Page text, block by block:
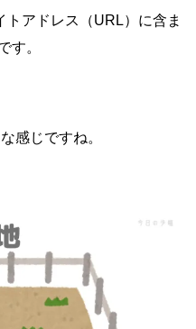
トアドレス（URL）に含ま
す。
感じですね。